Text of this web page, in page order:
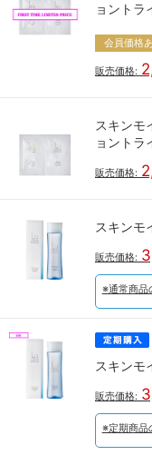
ョントラ
会員価格
販売価格:
スキンモ
ョントラ
販売価格:
スキンモ
販売価格:
※通常商品
スキンモ
販売価格:
※定期商品